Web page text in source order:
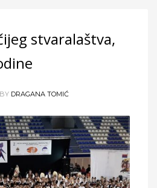
stvaralaštva,
BY DRAGANA TOMIĆ